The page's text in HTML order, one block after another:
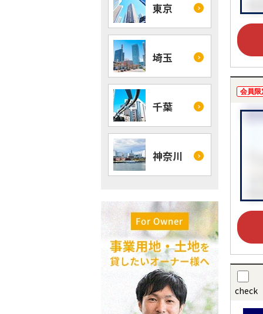
会員限
check
東京
埼玉
千葉
神奈川